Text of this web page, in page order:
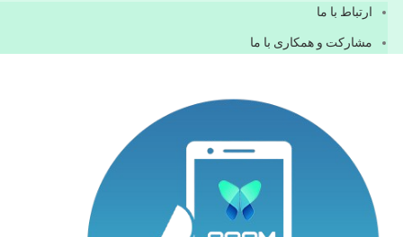
ارتباط با ما
مشاركت و همكاری با ما